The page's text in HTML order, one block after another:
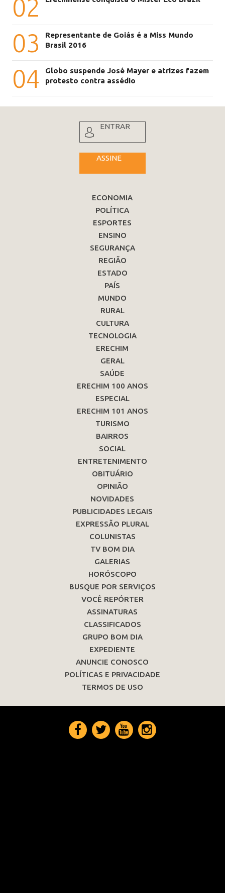
02
03
Representante de Goiás é a Miss Mundo
Brasil 2016
04
Globo suspende José Mayer e atrizes fazem
protesto contra assédio
ENTRAR
ASSINE
ECONOMIA
POLÍTICA
ESPORTES
ENSINO
SEGURANÇA
REGIÃO
ESTADO
PAÍS
MUNDO
RURAL
CULTURA
TECNOLOGIA
ERECHIM
GERAL
SAÚDE
ERECHIM 100 ANOS
ESPECIAL
ERECHIM 101 ANOS
TURISMO
BAIRROS
SOCIAL
ENTRETENIMENTO
OBITUÁRIO
OPINIÃO
NOVIDADES
PUBLICIDADES LEGAIS
EXPRESSÃO PLURAL
COLUNISTAS
TV BOM DIA
GALERIAS
HORÓSCOPO
BUSQUE POR SERVIÇOS
VOCÊ REPÓRTER
ASSINATURAS
CLASSIFICADOS
GRUPO BOM DIA
EXPEDIENTE
ANUNCIE CONOSCO
POLÍTICAS E PRIVACIDADE
TERMOS DE USO